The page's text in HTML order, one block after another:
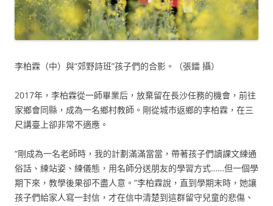
李柏霖（中）與“郊野詩班”孩子們的合影。（張鐳 攝）
2017年，李柏霖從一師畢業后，放棄留在長沙任務的機會，前往
家鄉會同縣，成為一名鄉村教師。剛從城市返鄉的李柏霖，在三
尺講臺上卻非常不適應。
“剛成為一名老師時，我的計劃滿滿當當，帶著孩子們讀課文練通
俗話、練站姿、練儀態，用名師分送朋友的學習方式……但一個學
期下來，教學後果卻不盡人意。”李柏霖說，直到學期末時，她讓
孩子們給家人寫一封信，才在信中清楚到這群留守兒童的悲傷、